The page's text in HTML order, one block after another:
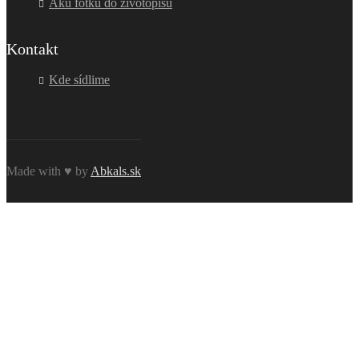
Akú fotku do životopisu
Kontakt
Kde sídlime
Made with ♥ by Abkals.sk